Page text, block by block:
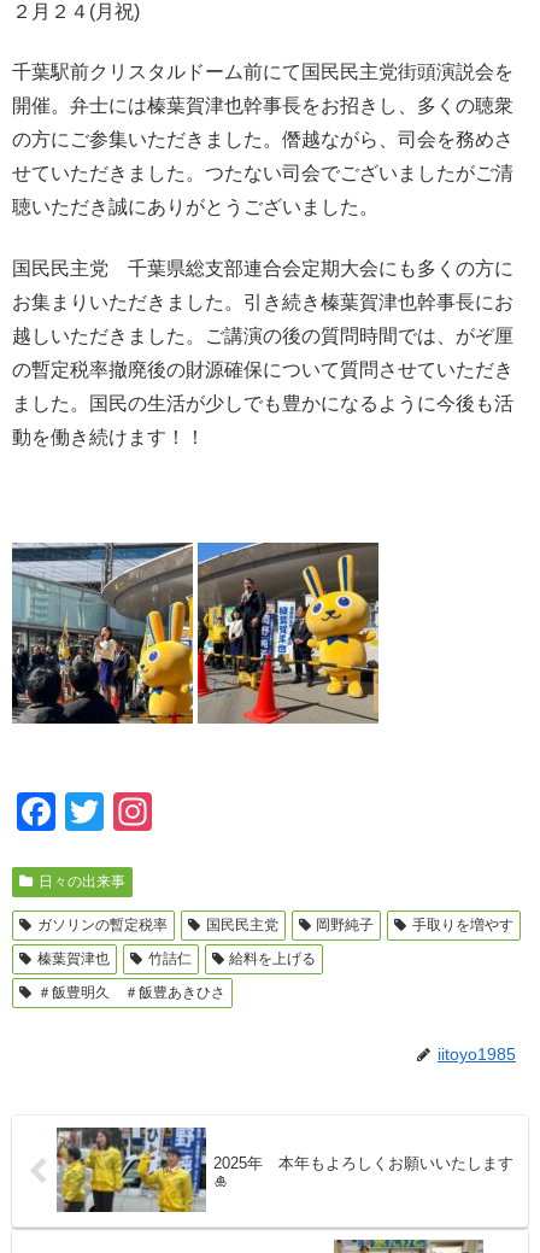
２月２４(月祝)
千葉駅前クリスタルドーム前にて国民民主党街頭演説会を
開催。弁士には榛葉賀津也幹事長をお招きし、多くの聴衆
の方にご参集いただきました。僭越ながら、司会を務めさ
せていただきました。つたない司会でございましたがご清
聴いただき誠にありがとうございました。
国民民主党 千葉県総支部連合会定期大会にも多くの方に
お集まりいただきました。引き続き榛葉賀津也幹事長にお
越しいただきました。ご講演の後の質問時間では、がぞ厘
の暫定税率撤廃後の財源確保について質問させていただき
ました。国民の生活が少しでも豊かになるように今後も活
動を働き続けます！！
F
c
e
b
o
T
tt
er gr
a
m
日々の出来事
ガソリンの暫定税率 国民民主党 岡野純子
手取りを増やす
榛葉賀津也
竹詰仁
給料を上げる
＃飯豊明久 ＃飯豊あきひさ
iitoyo1985
2025年 本年もよろしくお願いいたします
🎍